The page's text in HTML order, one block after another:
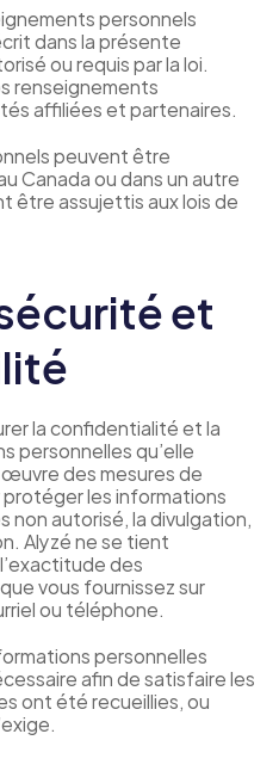
personnels
dans la présente
ou requis par la loi.
renseignements
affiliées et partenaires.
peuvent être
Canada ou dans un autre
être assujettis aux lois de
et
la confidentialité et la
personnelles qu’elle
des mesures de
les informations
autorisé, la divulgation,
Alyzé ne se tient
des
vous fournissez sur
ou téléphone.
personnelles
afin de satisfaire les
ont été recueillies, ou